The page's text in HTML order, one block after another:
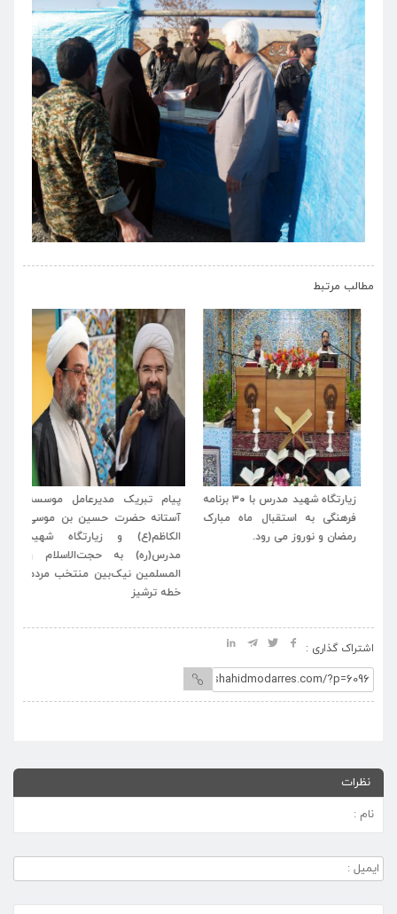
مطالب مرتبط
زیارتگاه شهید مدرس با ۳۰ برنامه
فرهنگی به استقبال ماه مبارک
رمضان و نوروز می رود.
پیام تبریک مدیرعامل موسسه
آستانه حضرت حسین بن موسی
الکاظم(ع) و زیارتگاه شهید
مدرس(ره) به حجت‌الاسلام و
المسلمین نیک‌بین منتخب مردم
خطه ترشیز
اشتراک گذاری :
نظرات